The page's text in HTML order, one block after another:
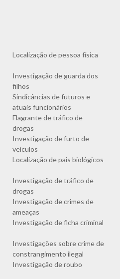
Localização de pessoa física
Investigação de guarda dos
filhos
Sindicâncias de futuros e
atuais funcionários
Flagrante de tráfico de
drogas
Investigação de furto de
veículos
Localização de pais biológicos
Investigação de tráfico de
drogas
Investigação de crimes de
ameaças
Investigação de ficha criminal
Investigações sobre crime de
constrangimento ilegal
Investigação de roubo